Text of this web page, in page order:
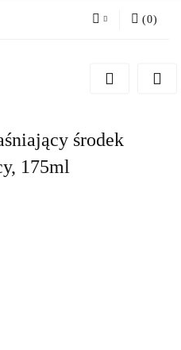
Zarejestruj się
(0)
środek
175ml